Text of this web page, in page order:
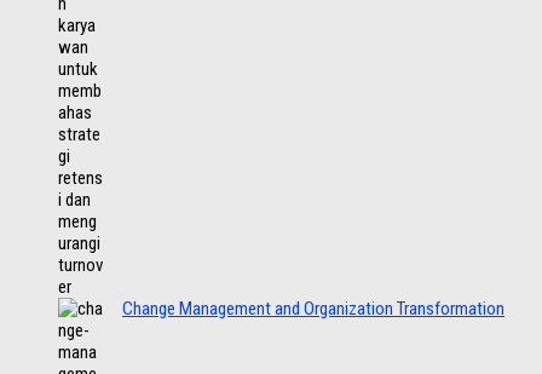
Change Management and Organization Transformation